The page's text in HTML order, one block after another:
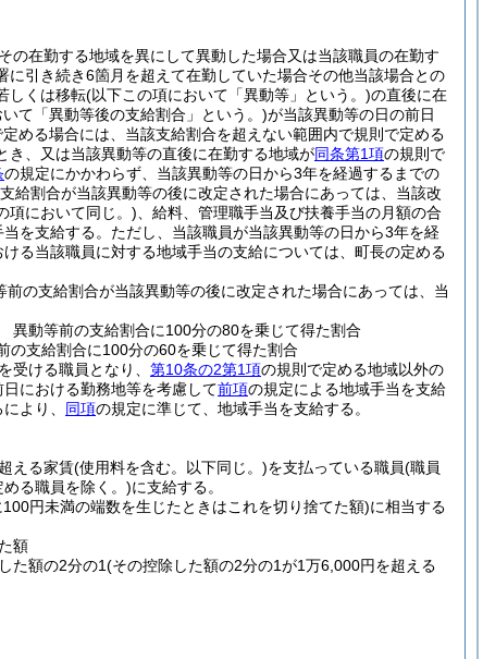
の在勤する地域を異にして異動した場合又は当該職員の在勤す
引き続き6箇月を超えて在勤していた場合その他当該場合との
しくは移転(以下この項において「異動等」という。)の直後に在
て「異動等後の支給割合」という。)が当該異動等の日の前日
める場合には、当該支給割合を超えない範囲内で規則で定める
き、又は当該異動等の直後に在勤する地域が同条第1項の規則で
の規定にかかわらず、当該異動等の日から3年を経過するまでの
給割合が当該異動等の後に改定された場合にあっては、当該改
項において同じ。) 、給料、管理職手当及び扶養手当の月額の合
を支給する。 ただし、当該職員が当該異動等の日から3年を経
る当該職員に対する地域手当の支給については、町長の定める
前の支給割合が当該異動等の後に改定された場合にあっては、当
異動等前の支給割合に100分の80を乗じて得た割合
の支給割合に100分の60を乗じて得た割合
受ける職員となり、 第10条の2第1項の規則で定める地域以外の
における勤務地等を考慮して前項の規定による地域手当を支給
より、 同項の規定に準じて、地域手当を支給する。
える家賃(使用料を含む。以下同じ。)を支払っている職員(職員
る職員を除く。)に支給する。
円未満の端数を生じたときはこれを切り捨てた額)に相当する
額
た額の2分の1(その控除した額の2分の1が1万6,000円を超える